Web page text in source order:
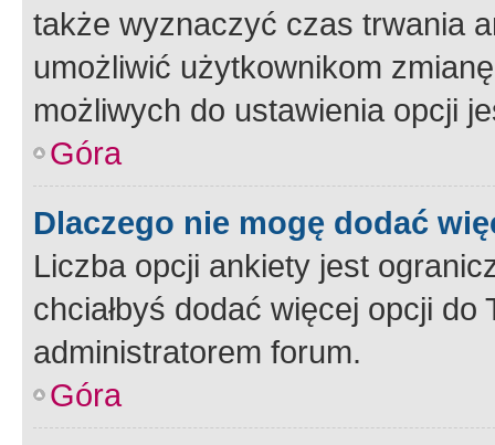
także wyznaczyć czas trwania
umożliwić użytkownikom
możliwych do ustawienia opcji
Góra
Dlaczego nie mogę dodać
Liczba opcji ankiety jest
chciałbyś dodać więcej opcji
administratorem forum.
Góra